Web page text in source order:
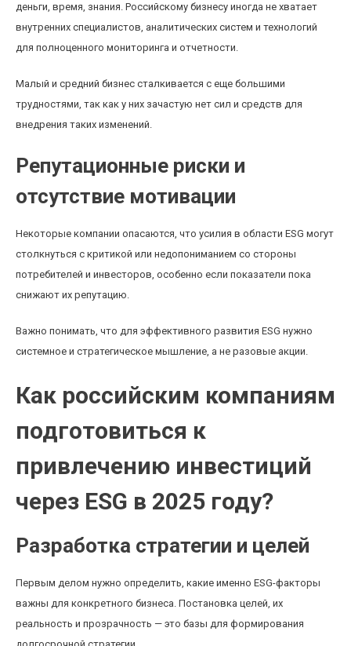
деньги, время, знания. Российскому бизнесу иногда не хватает
внутренних специалистов, аналитических систем и технологий
для полноценного мониторинга и отчетности.
Малый и средний бизнес сталкивается с еще большими
трудностями, так как у них зачастую нет сил и средств для
внедрения таких изменений.
Репутационные риски и
отсутствие мотивации
Некоторые компании опасаются, что усилия в области ESG могут
столкнуться с критикой или недопониманием со стороны
потребителей и инвесторов, особенно если показатели пока
снижают их репутацию.
Важно понимать, что для эффективного развития ESG нужно
системное и стратегическое мышление, а не разовые акции.
Как российским компаниям
подготовиться к
привлечению инвестиций
через ESG в 2025 году?
Разработка стратегии и целей
Первым делом нужно определить, какие именно ESG-факторы
важны для конкретного бизнеса. Постановка целей, их
реальность и прозрачность — это базы для формирования